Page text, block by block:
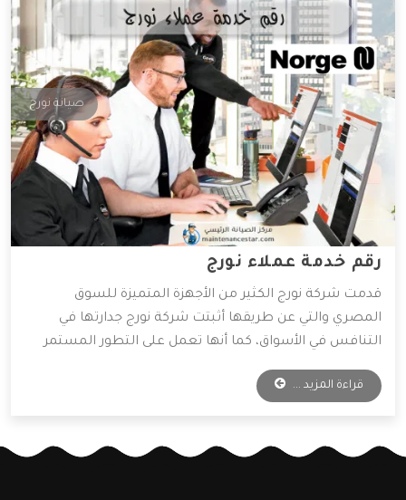
صيانة نورج
رقم خدمة عملاء نورج
قدمت شركة نورج الكثير من الأجهزة المتميزة للسوق
المصري والتي عن طريقها أثبتت شركة نورج جدارتها في
التنافس في الأسواق، كما أنها تعمل على التطور المستمر
لأجهزتها المتوفرة، و ذلك للعمل على راحة العميل بأكبر كم
من التطور التكنولوجي، وقد وفرت الشركة خدمات مهمة
قراءة المزيد ...